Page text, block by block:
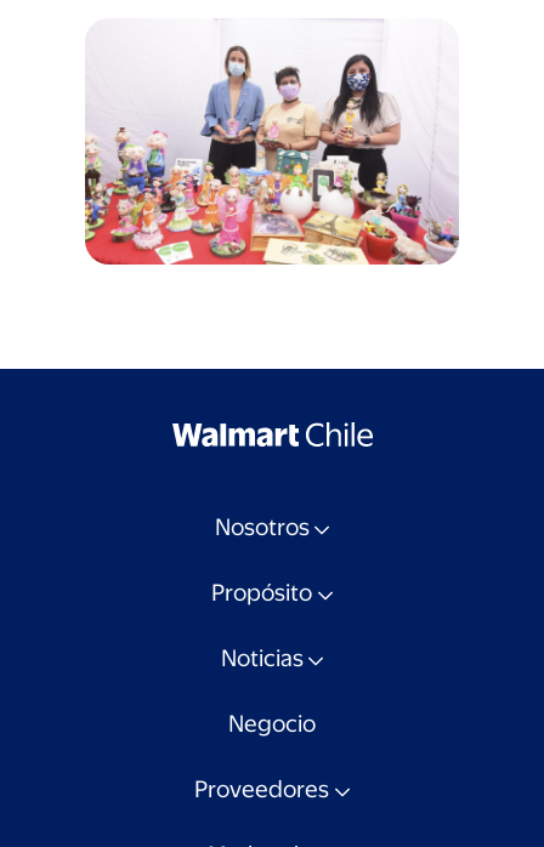
Nosotros
Propósito
Noticias
Negocio
Proveedores